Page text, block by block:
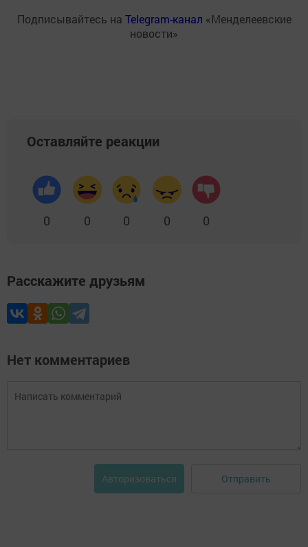
Подписывайтесь на Telegram-канал «Менделеевские
новости»
Оставляйте реакции
0 0 0 0 0
Расскажите друзьям
Нет комментариев
Авторизоваться Отправить